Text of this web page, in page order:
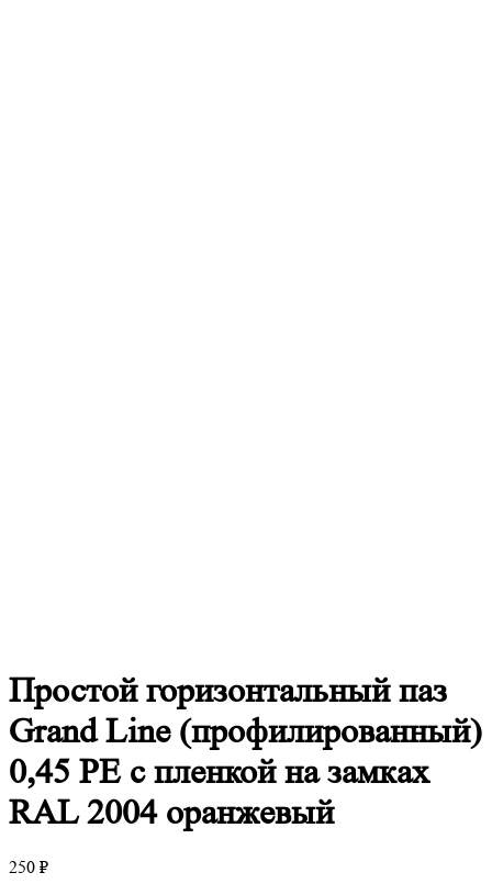
Простойгоризонтальный паз
Grand Line (профилированный)
0,45 PE с пленкой на замках
RAL 2004 оранжевый
250 ₽